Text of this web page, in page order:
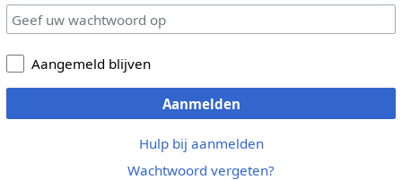
Aangemeld blijven
Aanmelden
Hulp bij aanmelden
Wachtwoord vergeten?